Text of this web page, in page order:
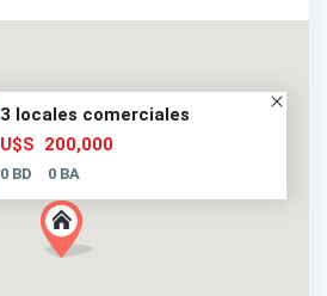
3 locales comerciales
U$S 200,000
0 BD 0 BA